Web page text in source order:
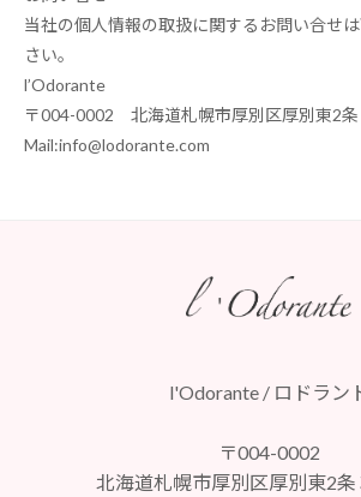
当社の個人情報の取扱に関するお問い合せ
さい。
l’Odorante
〒004-0002 北海道札幌市厚別区厚別東2条
Mail:info@lodorante.com
l'Odorante / ロドラン
〒004-0002
北海道札幌市厚別区厚別東2条